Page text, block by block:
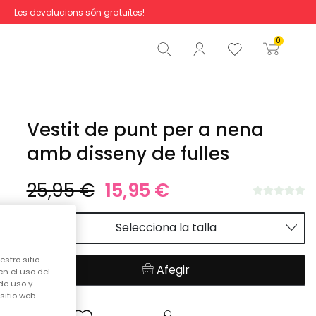
Les devolucions són gratuïtes!
0
Total 0,00 €
Començar la comanda
Vestit de punt per a nena
amb disseny de fulles
25,95 € 15,95 €
Selecciona la talla
Afegir
sitio
el uso del
uso y
web.